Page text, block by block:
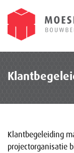
Klantbegeleiding
projectorganisatie